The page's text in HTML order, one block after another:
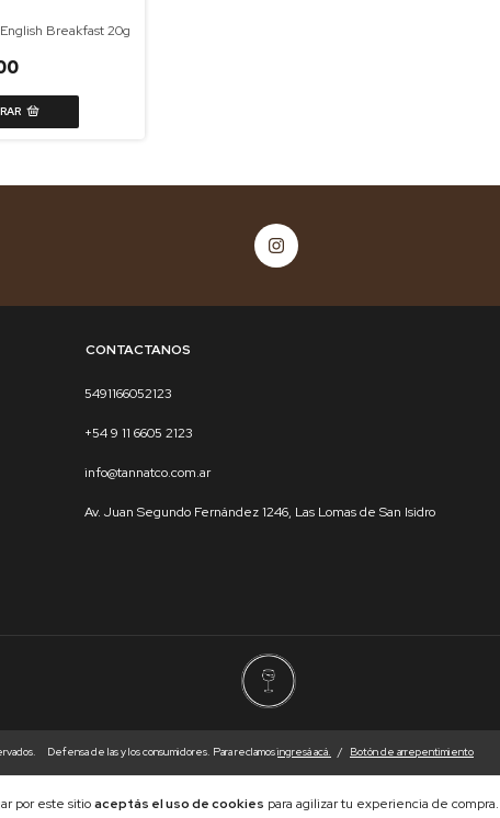
por este sitioaceptás el uso de cookies para agilizar tu experiencia de compra.
Breakfast 20g
CONTACTANOS
5491166052123
+54 9 11 6605 2123
info@tannatco.com.ar
Av. Juan Segundo Fernández 1246, Las Lomas de San Isidro
Defensa de las y los consumidores. Para reclamosingresá acá. / Botón de arrepentimiento